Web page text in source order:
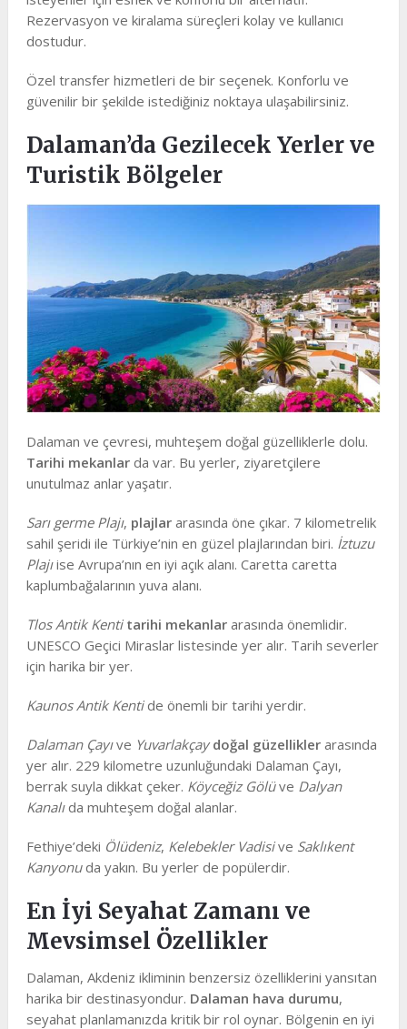
Rezervasyon ve kiralama süreçleri kolay ve kullanıcı
dostudur.
Özel transfer hizmetleri de bir seçenek. Konforlu ve
güvenilir bir şekilde istediğiniz noktaya ulaşabilirsiniz.
Dalaman’da Gezilecek Yerler ve
Turistik Bölgeler
Dalaman ve çevresi, muhteşem doğal güzelliklerle dolu.
Tarihi mekanlarda var. Bu yerler, ziyaretçilere
unutulmaz anlar yaşatır.
Sarı germe Plajı, plajlar arasında öne çıkar. 7 kilometrelik
sahil şeridi ile Türkiye’nin en güzel plajlarından biri. İztuzu
Plajıise Avrupa’nın en iyi açık alanı. Caretta caretta
kaplumbağalarının yuva alanı.
Tlos Antik Kenti tarihi mekanlar arasında önemlidir.
UNESCO Geçici Miraslar listesinde yer alır. Tarih severler
için harika bir yer.
Kaunos Antik Kentide önemli bir tarihi yerdir.
Dalaman Çayıve Yuvarlakçaydoğal güzellikler arasında
yer alır. 229 kilometre uzunluğundaki Dalaman Çayı,
berrak suyla dikkat çeker. Köyceğiz Gölüve Dalyan
Kanalıda muhteşem doğal alanlar.
Fethiye’deki Ölüdeniz, Kelebekler Vadisive Saklıkent
Kanyonuda yakın. Bu yerler de popülerdir.
En İyi Seyahat Zamanı ve
Mevsimsel Özellikler
Dalaman, Akdeniz ikliminin benzersiz özelliklerini yansıtan
harika bir destinasyondur. Dalaman hava durumu,
seyahat planlamanızda kritik bir rol oynar. Bölgenin en iyi